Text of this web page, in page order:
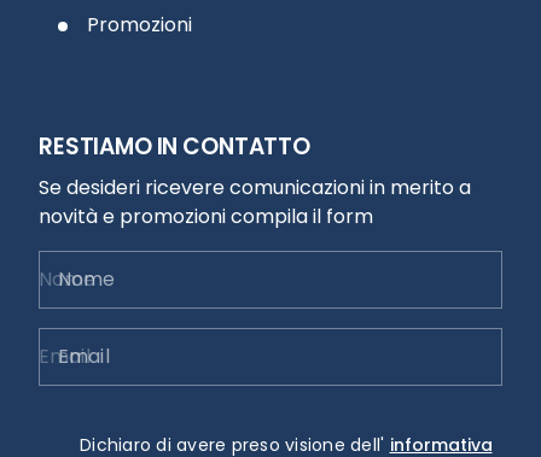
Promozioni
RESTIAMO IN CONTATTO
Se desideri ricevere comunicazioni in merito a
novità e promozioni compila il form
Nome
Email
Dichiaro di avere preso visione dell' informativa